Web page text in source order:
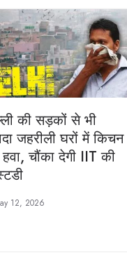
की सड़कों से भी
जहरीली घरों में किचन
चौंका देगी IIT की
12, 2026